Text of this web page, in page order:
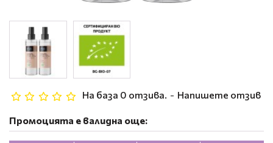
На база 0 отзива. - Напишете отзив
Промоцията е валидна още: